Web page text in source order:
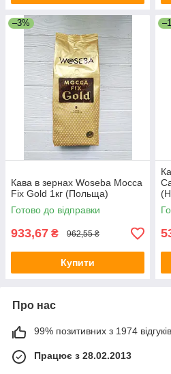
–3%
Кава в зернах Woseba Mocca
Fix Gold 1кг (Польща)
Готово до відправки
933,67 ₴ 962,55 ₴
Купити
Про нас
99% позитивних з 1974
Працює з 28.02.2013